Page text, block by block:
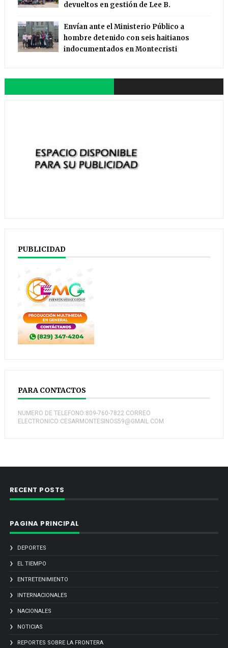
devueltos en gestión de Lee B.
Envían ante el Ministerio Público a
hombre detenido con seis haitianos
indocumentados en Montecristi
PUBLICIDAD
PARA CONTACTOS
NUMERO DE TELEFONO:809-760-7822 CORREO
ELECTRONICO:CESARMONTESINOS59@GMAIL.COM
RECENT POSTS
PAGINA PRINCIPAL
DEPORTES
EL TIEMPO
ENTRETENIMIENTO
INTERNACIONALES
NACIONALES
NOTICIAS
REPORTES SOBRE LA FRONTERA